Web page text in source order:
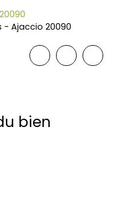
- Ajaccio 20090
bien